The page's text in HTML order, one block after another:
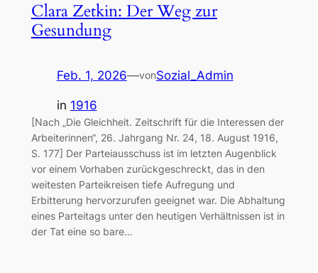
Clara Zetkin: Der Weg zur
Gesundung
Feb. 1, 2026—vonSozial_Admin
in 1916
[Nach „Die Gleichheit. Zeitschrift für die Interessen der
Arbeiterinnen“, 26. Jahrgang Nr. 24, 18. August 1916,
S. 177] Der Parteiausschuss ist im letzten Augenblick
vor einem Vorhaben zurückgeschreckt, das in den
weitesten Parteikreisen tiefe Aufregung und
Erbitterung hervorzurufen geeignet war. Die Abhaltung
eines Parteitags unter den heutigen Verhältnissen ist in
der Tat eine so bare…